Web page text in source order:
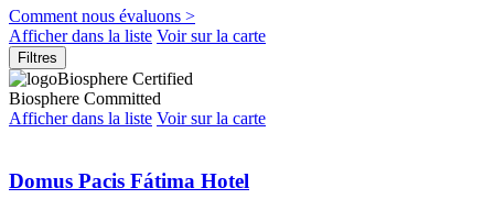
Comment nous évaluons >
Afficher dans la liste Voir sur la carte
Filtres
Biosphere Certified
Biosphere Committed
Afficher dans la liste Voir sur la carte
Domus Pacis Fátima Hotel